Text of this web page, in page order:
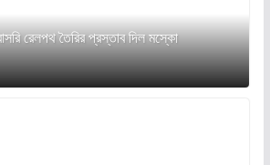
রেলপথ তৈরির প্রস্তাব দিল মস্কো